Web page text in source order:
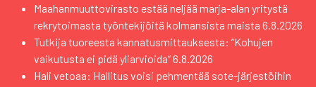
Maahanmuuttovirasto estää neljää marja-alan yritystä
rekrytoimasta työntekijöitä kolmansista maista 6.8.2026
Tutkija tuoreesta kannatusmittauksesta: ”Kohujen
vaikutusta ei pidä yliarvioida”6.8.2026
Hali vetoaa: Hallitus voisi pehmentää sote-järjestöihin